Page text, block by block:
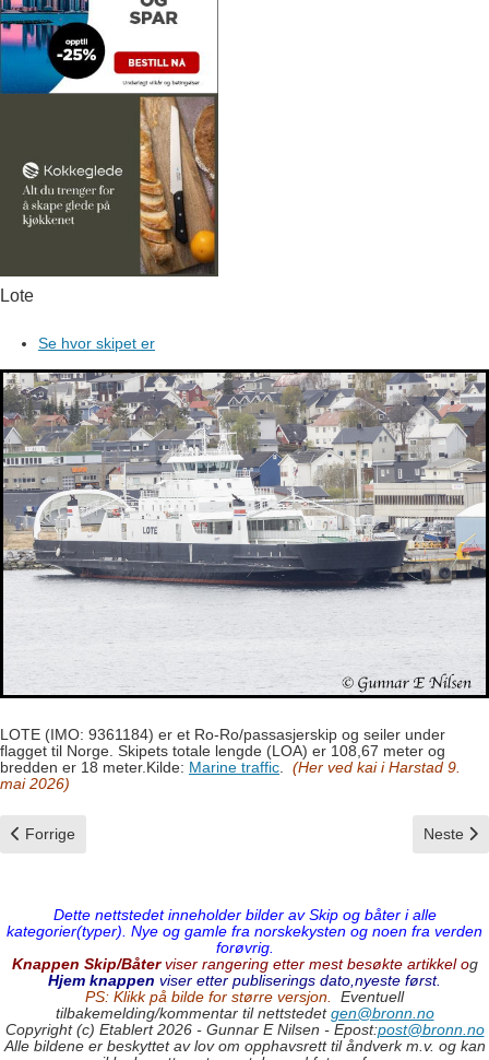
Lote
Se hvor skipet er
LOTE (IMO: 9361184) er et Ro-Ro/passasjerskip og seiler under
flagget til Norge. Skipets totale lengde (LOA) er 108,67 meter og
bredden er 18 meter.Kilde: Marine traffic
(Her ved kai i Harstad 9.
mai 2026)
Forrige artikkel: Lofotferje I
Forrige Neste
Neste
Dette nettstedet inneholder bilder av Skip og båter i alle
kategorier(typer). Nye og gamle fra norskekysten og noen fra verden
forøvrig.
Knappen Skip/Båterviser rangering etter mest besøkte artikkel og
Hjem knappen viser etter publiserings dato,nyeste først.
PS: Klikk på bilde for større versjon.
Eventuell
tilbakemelding/kommentar til nettstedetgen@bronn.no
Copyright (c) Etablert 2026 - Gunnar E Nilsen - Epost:post@bronn.no
Alle bildene er beskyttet av lov om opphavsrett til åndverk m.v. og kan